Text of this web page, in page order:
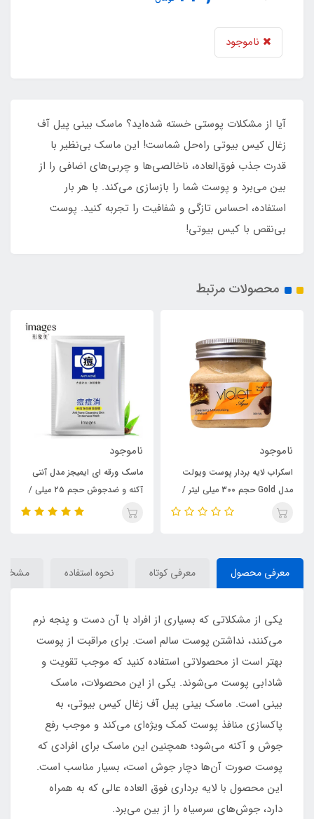
ناموجود
آیا از مشکلات پوستی خسته شده‌اید؟ ماسک بینی پیل آف
زغال کیس بیوتی راه‌حل شماست! این ماسک بی‌نظیر با
قدرت جذب فوق‌العاده، ناخالصی‌ها و چربی‌های اضافی را از
بین می‌برد و پوست شما را بازسازی می‌کند. با هر بار
استفاده، احساس تازگی و شفافیت را تجربه کنید. پوست
بی‌نقص با کیس بیوتی!
محصولات مرتبط
ناموجود
اسکراب لایه بردار پوست ویولت
مدل Gold حجم 300 میلی لیتر /
VIOLET
ناموجود
ماسک ورقه ای ایمیجز مدل آنتی
آکنه و ضدجوش حجم ۲۵ میلی /
IMAGES
معرفی محصول معرفی کوتاه نحوه استفاده
یکی از مشکلاتی که بسیاری از افراد با آن دست و پنجه نرم
می‌کنند، نداشتن پوست سالم است. برای مراقبت از پوست
بهتر است از محصولاتی استفاده کنید که موجب تقویت و
شادابی پوست می‌شوند. یکی از این محصولات، ماسک
بینی است. ماسک بینی پیل آف زغال کیس بیوتی، به
پاکسازی منافذ پوست کمک ویژه‌ای می‌کند و موجب رفع
جوش و آکنه می‌شود؛ همچنین این ماسک برای افرادی که
پوست صورت آن‌ها دچار جوش است، بسیار مناسب است.
این محصول با لایه برداری فوق العاده عالی که به همراه
دارد، جوش‌های سرسیاه را از بین می‌برد.